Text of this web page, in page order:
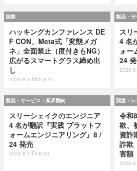
国際
ハッキングカンファレンス DE
F CON、Meta式「変態メガ
ネ」全面禁止（度付きもNG）
広がるスマートグラス締め出
し
2026.8.3 Mon 8:15
製品・サ
スリ
4 名
ォー
24
製品・サービス・業界動向
スリーシェイクのエンジニア
4 名が翻訳『実践 プラットフ
ォームエンジニアリング』8 /
24 発売
2026.8.7 Fri 8:00
調査・
令和
欺、
資詐
詐欺
害額